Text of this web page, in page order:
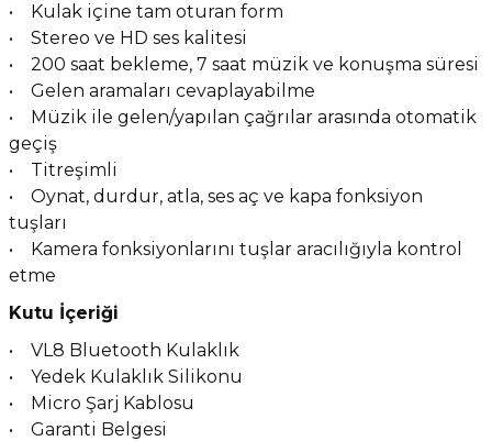
• Kulak içine tam oturan form
• Stereo ve HD ses kalitesi
• 200 saat bekleme, 7 saat müzik ve konuşma süresi
• Gelen aramaları cevaplayabilme
• Müzik ile gelen/yapılan çağrılar arasında otomatik
geçiş
• Titreşimli
• Oynat, durdur, atla, ses aç ve kapa fonksiyon
tuşları
• Kamera fonksiyonlarını tuşlar aracılığıyla kontrol
etme
Kutu İçeriği
• VL8 Bluetooth Kulaklık
• Yedek Kulaklık Silikonu
• Micro Şarj Kablosu
• Garanti Belgesi